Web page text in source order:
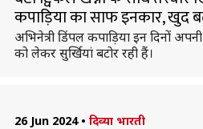
कपाड़िया का साफ इनकार, खुद
अभिनेत्री डिंपल कपाड़िया इन दिनों
को लेकर सुर्खियां बटोर रही हैं।
26 Jun 2024 • दिव्या भारती